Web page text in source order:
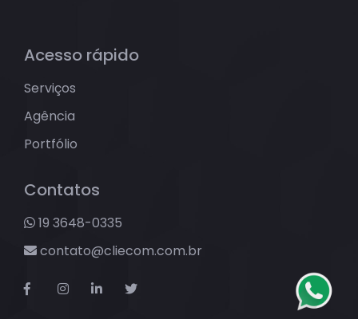
Acesso rápido
Serviços
Agência
Portfólio
Contatos
19 3648-0335
contato@cliecom.com.br